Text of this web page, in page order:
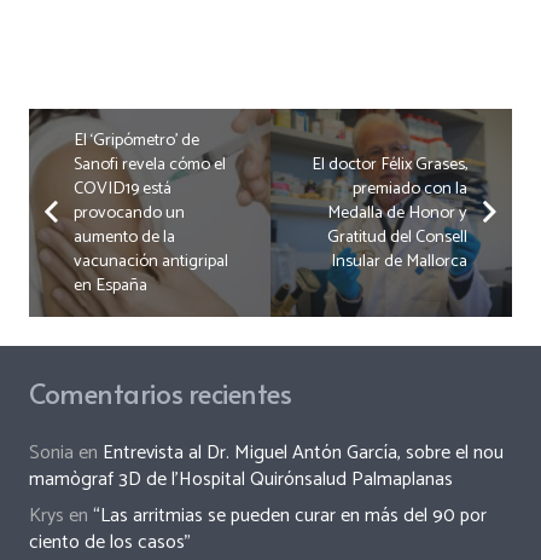
El ‘Gripómetro’ de
Sanofi revela cómo el
COVID19 está
provocando un
aumento de la
vacunación antigripal
en España
El doctor Félix Grases,
premiado con la
Medalla de Honor y
Gratitud del Consell
Insular de Mallorca
Comentarios recientes
Sonia en Entrevista al Dr. Miguel Antón García, sobre el nou
mamògraf 3D de l’Hospital Quirónsalud Palmaplanas
Krys en“Las arritmias se pueden curar en más del 90 por
ciento de los casos”